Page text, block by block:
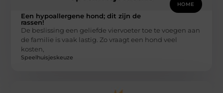
HOME
Een hypoallergene hond; dit zijn de
rassen!
De beslissing een geliefde viervoeter toe te voegen aan
de familie is vaak lastig. Zo vraagt een hond veel
kosten,
Speelhuisjeskeuze